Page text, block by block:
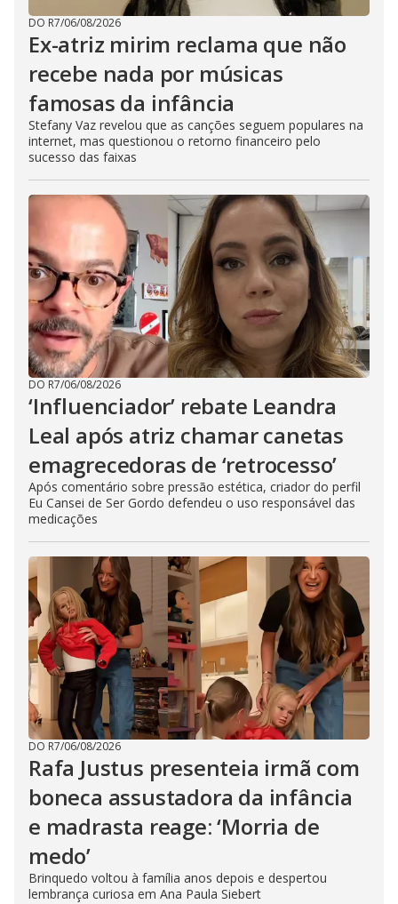
DO R7/06/08/2026
Ex-atriz mirim reclama que não
recebe nada por músicas
famosas da infância
Stefany Vaz revelou que as canções seguem populares na
internet, mas questionou o retorno financeiro pelo
sucesso das faixas
DO R7/06/08/2026
‘Influenciador’ rebate Leandra
Leal após atriz chamar canetas
emagrecedoras de ‘retrocesso’
Após comentário sobre pressão estética, criador do perfil
Eu Cansei de Ser Gordo defendeu o uso responsável das
medicações
DO R7/06/08/2026
Rafa Justus presenteia irmã com
boneca assustadora da infância
e madrasta reage: ‘Morria de
medo’
Brinquedo voltou à família anos depois e despertou
lembrança curiosa em Ana Paula Siebert